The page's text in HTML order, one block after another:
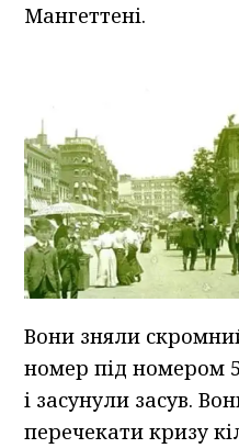
Мангеттені.
Вони зняли
номер під номером
і засунули засув.
перечекати кризу